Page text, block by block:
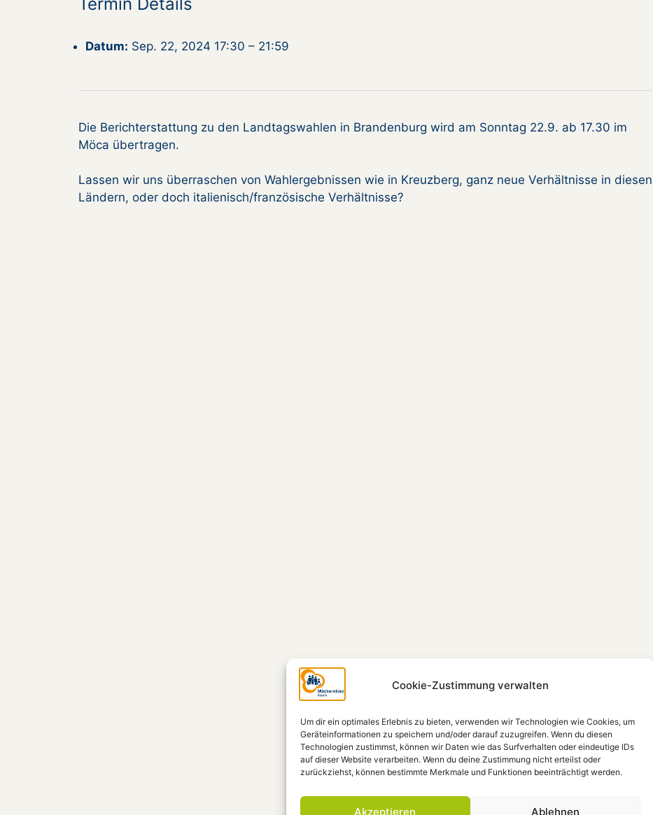
Cookie-Zustimmung verwalten
Um dir ein optimales Erlebnis zu bieten, verwenden wir Technologien wie Cookies, um
Geräteinformationen zu speichern und/oder darauf zuzugreifen. Wenn du diesen
Technologien zustimmst, können wir Daten wie das Surfverhalten oder eindeutige IDs
auf dieser Website verarbeiten. Wenn du deine Zustimmung nicht erteilst oder
zurückziehst, können bestimmte Merkmale und Funktionen beeinträchtigt werden.
Akzeptieren Ablehnen
Datum: Sep. 22, 2024 17:30 – 21:59
Die Berichterstattung zu den Landtagswahlen in Brandenburg wird am Sonntag 22.9. ab 17.30 im
Möca übertragen.
Lassen wir uns überraschen von Wahlergebnissen wie in Kreuzberg, ganz neue Verhältnisse in diesen
Ländern, oder doch italienisch/französische Verhältnisse?